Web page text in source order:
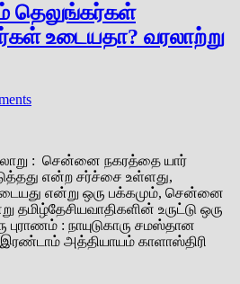
தெலுங்கர்கள்
உடையதா? வரலாற்று
: சென்னை நகரத்தை யார்
என்ற சர்ச்சை உள்ளது,
என்று ஒரு பக்கமும், சென்னை
உருட்டு ஒரு
புராணம் : நாயுடுகாரு சமஸ்தான
அத்தியாயம் காளாஸ்திரி